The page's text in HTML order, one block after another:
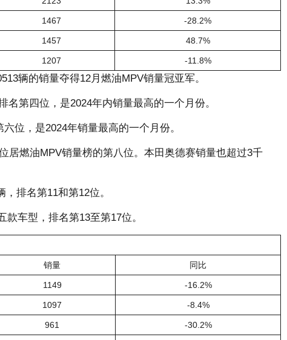
1467 -28.2%
1457 48.7%
1207 -11.8%
辆的销量夺得12月燃油MPV销量冠亚军。
第四位，是2024年内销量最高的一个月份。
位，是2024年销量最高的一个月份。
居燃油MPV销量榜的第八位。本田奥德赛销量也超过3千
排名第11和第12位。
车型，排名第13至第17位。
销量 同比
1149 -16.2%
1097 -8.4%
961 -30.2%